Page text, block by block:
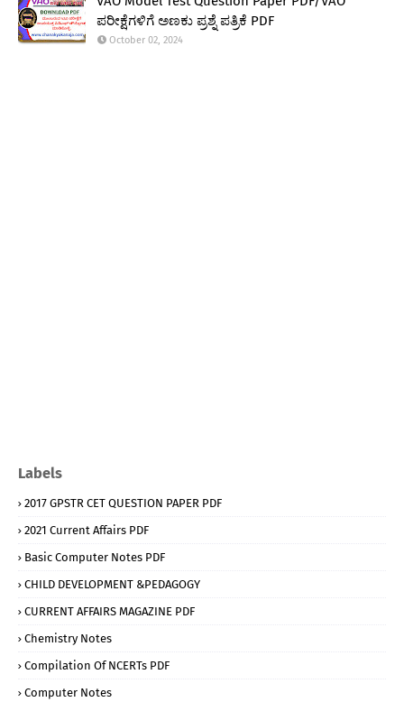
ಪರೀಕ್ಷೆಗಳಿಗೆ ಅಣಕು ಪ್ರಶ್ನೆ ಪತ್ರಿಕೆ PDF
October 02, 2024
Labels
2017 GPSTR CET QUESTION PAPER PDF
2021 Current Affairs PDF
Basic Computer Notes PDF
CHILD DEVELOPMENT &PEDAGOGY
CURRENT AFFAIRS MAGAZINE PDF
Chemistry Notes
Compilation Of NCERTs PDF
Computer Notes